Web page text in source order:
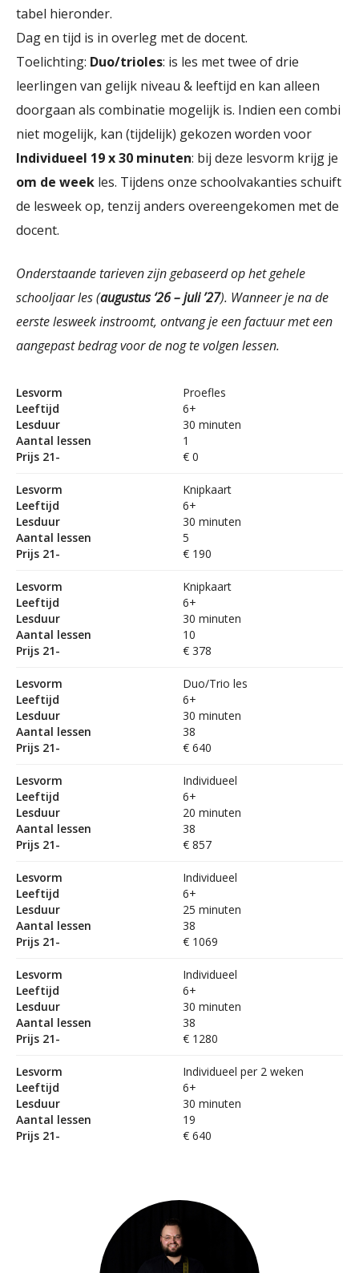
tabel hieronder.
Dag en tijd is in overleg met de docent.
Toelichting: Duo/trioles: is les met twee of drie
leerlingen van gelijk niveau & leeftijd en kan alleen
doorgaan als combinatie mogelijk is. Indien een combi
niet mogelijk, kan (tijdelijk) gekozen worden voor
Individueel 19 x 30 minuten: bij deze lesvorm krijg je
om de week les. Tijdens onze schoolvakanties schuift
de lesweek op, tenzij anders overeengekomen met de
docent.
Onderstaande tarieven zijn gebaseerd op het gehele
schooljaar les (augustus ‘26 – juli ’27). Wanneer je na de
eerste lesweek instroomt, ontvang je een factuur met een
aangepast bedrag voor de nog te volgen lessen.
Lesvorm
Proefles
Leeftijd
6+
Lesduur
30 minuten
Aantal lessen
1
Prijs 21-
€ 0
Lesvorm
Knipkaart
Leeftijd
6+
Lesduur
30 minuten
Aantal lessen
5
Prijs 21-
€ 190
Lesvorm
Knipkaart
Leeftijd
6+
Lesduur
30 minuten
Aantal lessen
10
Prijs 21-
€ 378
Lesvorm
Duo/Trio les
Leeftijd
6+
Lesduur
30 minuten
Aantal lessen
38
Prijs 21-
€ 640
Lesvorm
Individueel
Leeftijd
6+
Lesduur
20 minuten
Aantal lessen
38
Prijs 21-
€ 857
Lesvorm
Individueel
Leeftijd
6+
Lesduur
25 minuten
Aantal lessen
38
Prijs 21-
€ 1069
Lesvorm
Individueel
Leeftijd
6+
Lesduur
30 minuten
Aantal lessen
38
Prijs 21-
€ 1280
Lesvorm
Individueel per 2 weken
Leeftijd
6+
Lesduur
30 minuten
Aantal lessen
19
Prijs 21-
€ 640